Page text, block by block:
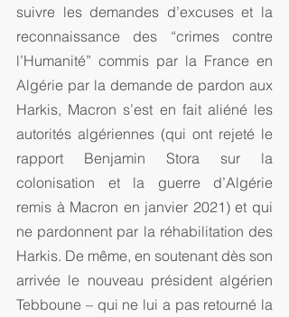
suivre les demandes d’excuses et la
reconnaissance des “crimes contre
l’Humanité” commis par la France en
Algérie par la demande de pardon aux
Harkis, Macron s’est en fait aliéné les
autorités algériennes (qui ont rejeté le
rapport Benjamin Stora sur la
colonisation et la guerre d’Algérie
remis à Macron en janvier 2021) et qui
ne pardonnent par la réhabilitation des
Harkis. De même, en soutenant dès son
arrivée le nouveau président algérien
Tebboune – qui ne lui a pas retourné la